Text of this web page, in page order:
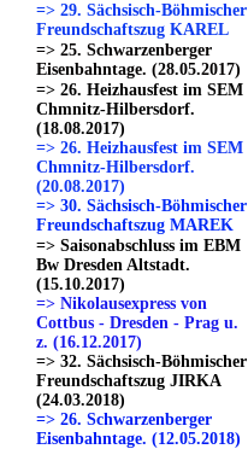
=> 29. Sächsisch-Böhmischer
Freundschaftszug KAREL
=> 25. Schwarzenberger
Eisenbahntage. (28.05.2017)
=> 26. Heizhausfest im SEM
Chmnitz-Hilbersdorf.
(18.08.2017)
=> 26. Heizhausfest im SEM
Chmnitz-Hilbersdorf.
(20.08.2017)
=> 30. Sächsisch-Böhmischer
Freundschaftszug MAREK
=> Saisonabschluss im EBM
Bw Dresden Altstadt.
(15.10.2017)
=> Nikolausexpress von
Cottbus - Dresden - Prag u.
z. (16.12.2017)
=> 32. Sächsisch-Böhmischer
Freundschaftszug JIRKA
(24.03.2018)
=> 26. Schwarzenberger
Eisenbahntage. (12.05.2018)